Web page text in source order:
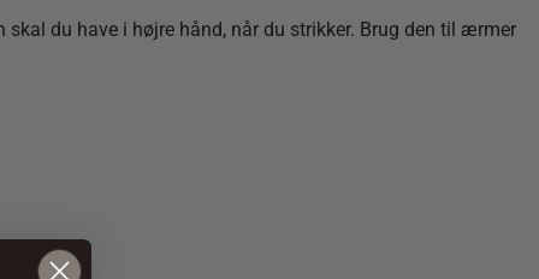
du have i højre hånd, når du strikker. Brug den til ærmer